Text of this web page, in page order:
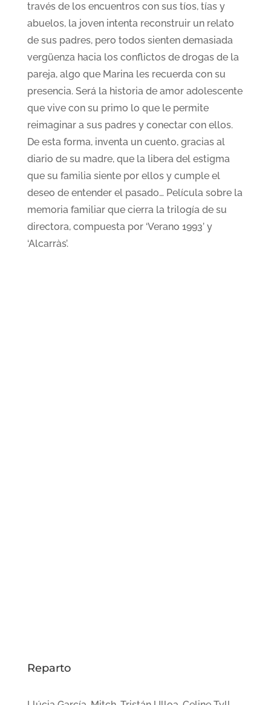
través de los encuentros con sus tíos, tías y
abuelos, la joven intenta reconstruir un relato
de sus padres, pero todos sienten demasiada
vergüenza hacia los conflictos de drogas de la
pareja, algo que Marina les recuerda con su
presencia. Será la historia de amor adolescente
que vive con su primo lo que le permite
reimaginar a sus padres y conectar con ellos.
De esta forma, inventa un cuento, gracias al
diario de su madre, que la libera del estigma
que su familia siente por ellos y cumple el
deseo de entender el pasado… Película sobre la
memoria familiar que cierra la trilogía de su
directora, compuesta por ‘Verano 1993’ y
‘Alcarràs’.
Reparto